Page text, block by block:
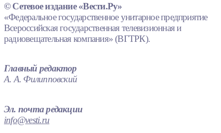
© Сетевое издание «Вести.Ру»
«Федеральное государственное унитарное предприятие
Всероссийская государственная телевизионная и
радиовещательная компания» (ВГТРК).
Главный редактор
А. А. Филипповский
Эл. почта редакции
info@vesti.ru